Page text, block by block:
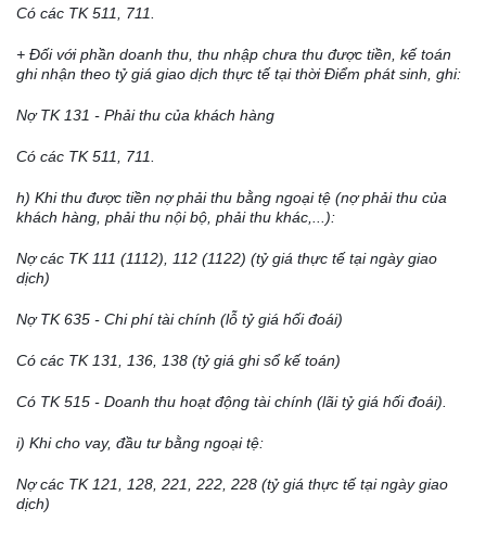
Có các TK 511, 711.
+ Đối với phần doanh thu, thu nhập chưa thu được tiền, kếtoán
ghi nhận theo tỷ giá giao dịch thực tế tại thời Điểm phát sinh, ghi:
Nợ TK 131 - Phải thu của khách hàng
Có các TK 511, 711.
h) Khithu được tiền nợ phải thu bằng ngoại tệ (nợ phải thu của
khách hàng, phải thu nội bộ, phải thu khác,...):
Nợ các TK 111 (1112), 112 (1122) (tỷ giá thực tếtại ngày giao
dịch)
Nợ TK 635 - Chi phí tài chính (lỗ tỷ giá hối đoái)
Có các TK 131, 136, 138 (tỷ giá ghi sổ kế toán)
Có TK 515 - Doanh thu hoạt động tài chính (lãi tỷ giá hối đoái).
i) Khi cho vay, đầu tư bằng ngoại tệ:
Nợ các TK 121, 128, 221, 222, 228 (tỷ giá thực tế tại ngày giao
dịch)